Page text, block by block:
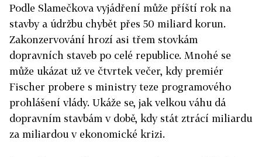
Podle Slamečkova vyjádření může příští rok na
stavby a údržbu chybět přes 50 miliard korun.
Zakonzervování hrozí asi třem stovkám
dopravních staveb po celé republice. Mnohé se
může ukázat už ve čtvrtek večer, kdy premiér
Fischer probere s ministry teze programového
prohlášení vlády. Ukáže se, jak velkou váhu dá
dopravním stavbám v době, kdy stát ztrácí miliardu
za miliardou v ekonomické krizi.